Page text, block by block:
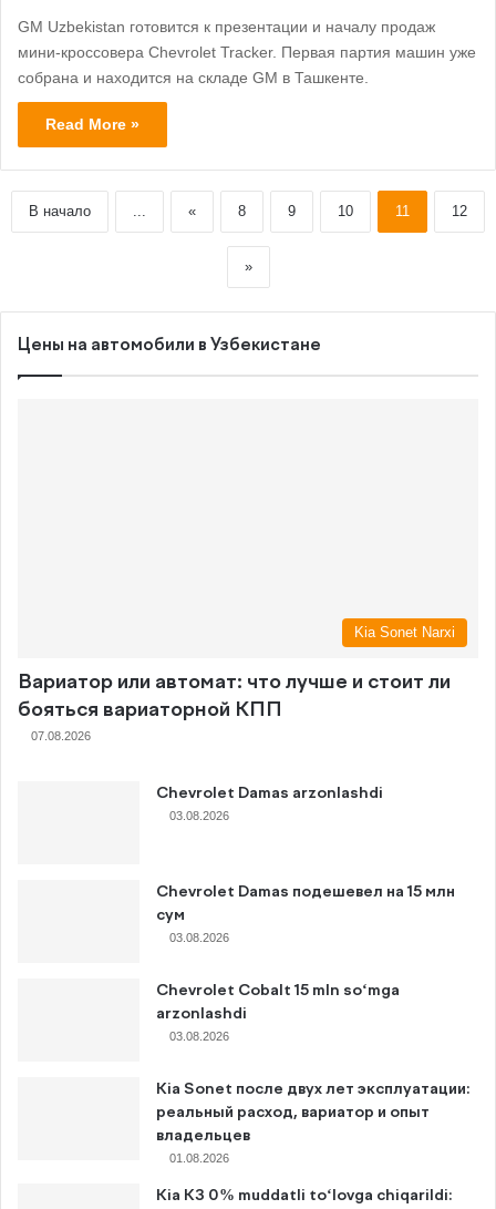
GM Uzbekistan готовится к презентации и началу продаж
мини-кроссовера Chevrolet Tracker. Первая партия машин уже
собрана и находится на складе GM в Ташкенте.
Read More »
В начало « 8 9 10 11 12
»
Цены на автомобили в Узбекистане
Kia Sonet Narxi
Вариатор или автомат: что лучше и стоит ли
бояться вариаторной КПП
07.08.2026
Chevrolet Damas arzonlashdi
03.08.2026
Chevrolet Damas подешевел на 15 млн
сум
03.08.2026
Chevrolet Cobalt 15 mln so‘mga
arzonlashdi
03.08.2026
Kia Sonet после двух лет эксплуатации:
реальный расход, вариатор и опыт
владельцев
01.08.2026
Kia K3 0% muddatli to‘lovga chiqarildi: